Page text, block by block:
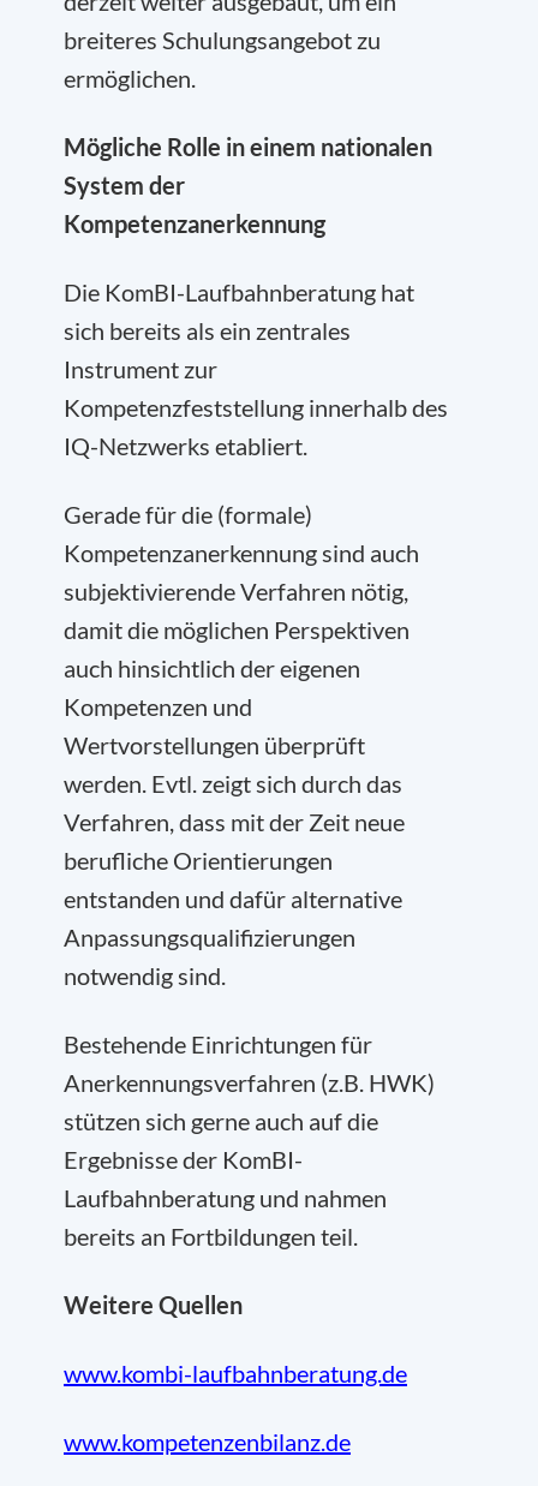
breiteres Schulungsangebot zu
ermöglichen.
Mögliche Rolle in einem nationalen
System der
Kompetenzanerkennung
Die KomBI-Laufbahnberatung hat
sich bereits als ein zentrales
Instrument zur
Kompetenzfeststellung innerhalb des
IQ-Netzwerks etabliert.
Gerade für die (formale)
Kompetenzanerkennung sind auch
subjektivierende Verfahren nötig,
damit die möglichen Perspektiven
auch hinsichtlich der eigenen
Kompetenzen und
Wertvorstellungen überprüft
werden. Evtl. zeigt sich durch das
Verfahren, dass mit der Zeit neue
berufliche Orientierungen
entstanden und dafür alternative
Anpassungsqualifizierungen
notwendig sind.
Bestehende Einrichtungen für
Anerkennungsverfahren (z.B. HWK)
stützen sich gerne auch auf die
Ergebnisse der KomBI-
Laufbahnberatung und nahmen
bereits an Fortbildungen teil.
Weitere Quellen
www.kombi-laufbahnberatung.de
www.kompetenzenbilanz.de